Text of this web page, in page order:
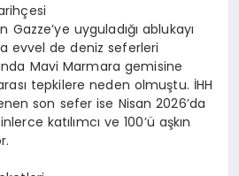
Gazze’ye uyguladığı ablukayı
evvel de deniz seferleri
Mavi Marmara gemisine
tepkilere neden olmuştu. İHH
son sefer ise Nisan 2026’da
katılımcı ve 100’ü aşkın